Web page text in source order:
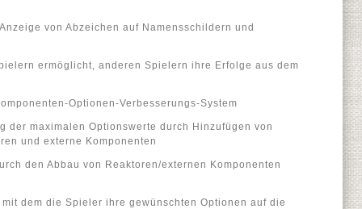
von Abzeichen auf Namensschildern und
ermöglicht, anderen Spielern ihre Erfolge aus dem
Optionen-Verbesserungs-System
der maximalen Optionswerte durch Hinzufügen von
und externe Komponenten
den Abbau von Reaktoren/externen Komponenten
dem die Spieler ihre gewünschten Optionen auf die